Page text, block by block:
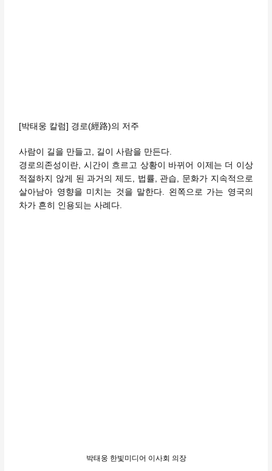
[박태웅 칼럼] 경로(經路)의 저주
사람이 길을 만들고, 길이 사람을 만든다.
경로의존성이란, 시간이 흐르고 상황이 바뀌어 이제는 더 이상
적절하지 않게 된 과거의 제도, 법률, 관습, 문화가 지속적으로
살아남아 영향을 미치는 것을 말한다. 왼쪽으로 가는 영국의
차가 흔히 인용되는 사례다.
박태웅 한빛미디어 이사회 의장